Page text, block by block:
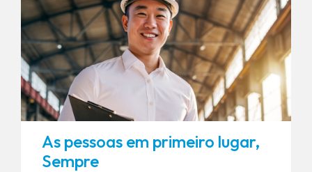
As pessoas em primeiro lugar,
Sempre